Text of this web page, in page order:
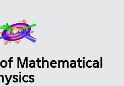
Mathematical